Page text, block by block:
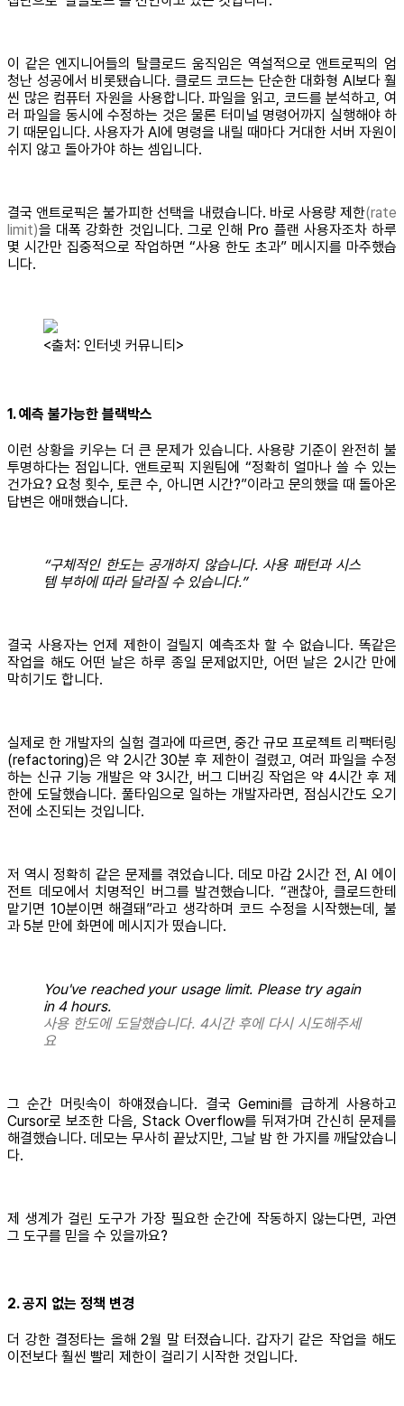
이 같은 엔지니어들의 탈클로드 움직임은 역설적으로 앤트로픽의 엄
청난 성공에서 비롯됐습니다. 클로드 코드는 단순한 대화형 AI보다 훨
씬 많은 컴퓨터 자원을 사용합니다. 파일을 읽고, 코드를 분석하고, 여
러 파일을 동시에 수정하는 것은 물론 터미널 명령어까지 실행해야 하
기 때문입니다. 사용자가 AI에 명령을 내릴 때마다 거대한 서버 자원이
쉬지 않고 돌아가야 하는 셈입니다.
결국 앤트로픽은 불가피한 선택을 내렸습니다. 바로 사용량 제한(rate
limit)을 대폭 강화한 것입니다. 그로 인해 Pro 플랜 사용자조차 하루
몇 시간만 집중적으로 작업하면 “사용 한도 초과” 메시지를 마주했습
니다.
<출처: 인터넷 커뮤니티>
1. 예측 불가능한 블랙박스
이런 상황을 키우는 더 큰 문제가 있습니다. 사용량 기준이 완전히 불
투명하다는 점입니다. 앤트로픽 지원팀에 “정확히 얼마나 쓸 수 있는
건가요? 요청 횟수, 토큰 수, 아니면 시간?”이라고 문의했을 때 돌아온
답변은 애매했습니다.
“구체적인 한도는 공개하지 않습니다. 사용 패턴과 시스
템 부하에 따라 달라질 수 있습니다.”
결국 사용자는 언제 제한이 걸릴지 예측조차 할 수 없습니다. 똑같은
작업을 해도 어떤 날은 하루 종일 문제없지만, 어떤 날은 2시간 만에
막히기도 합니다.
실제로 한 개발자의 실험 결과에 따르면, 중간 규모 프로젝트 리팩터링
(refactoring)은 약 2시간 30분 후 제한이 걸렸고, 여러 파일을 수정
하는 신규 기능 개발은 약 3시간, 버그 디버깅 작업은 약 4시간 후 제
한에 도달했습니다. 풀타임으로 일하는 개발자라면, 점심시간도 오기
전에 소진되는 것입니다.
저 역시 정확히 같은 문제를 겪었습니다. 데모 마감 2시간 전, AI 에이
전트 데모에서 치명적인 버그를 발견했습니다. “괜찮아, 클로드한테
맡기면 10분이면 해결돼”라고 생각하며 코드 수정을 시작했는데, 불
과 5분 만에 화면에 메시지가 떴습니다.
You've reached your usage limit. Please try again
in 4 hours.
사용 한도에 도달했습니다. 4시간 후에 다시 시도해주세
요
그 순간 머릿속이 하얘졌습니다. 결국 Gemini를 급하게 사용하고
Cursor로 보조한 다음, Stack Overflow를 뒤져가며 간신히 문제를
해결했습니다. 데모는 무사히 끝났지만, 그날 밤 한 가지를 깨달았습니
다.
제 생계가 걸린 도구가 가장 필요한 순간에 작동하지 않는다면, 과연
그 도구를 믿을 수 있을까요?
2. 공지 없는 정책 변경
더 강한 결정타는 올해 2월 말 터졌습니다. 갑자기 같은 작업을 해도
이전보다 훨씬 빨리 제한이 걸리기 시작한 것입니다.